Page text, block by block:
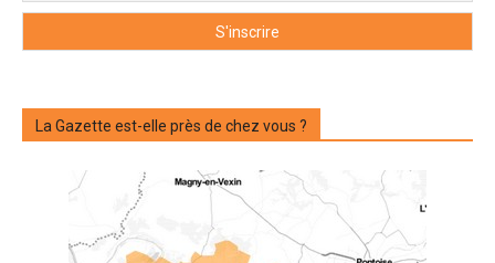
La Gazette est-elle près de chez vous ?